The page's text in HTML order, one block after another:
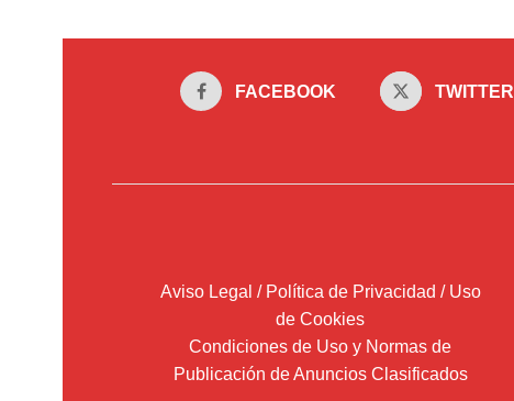
FACEBOOK TWITTER
Aviso Legal / Política de Privacidad / Uso
de Cookies
Condiciones de Uso y Normas de
Publicación de Anuncios Clasificados